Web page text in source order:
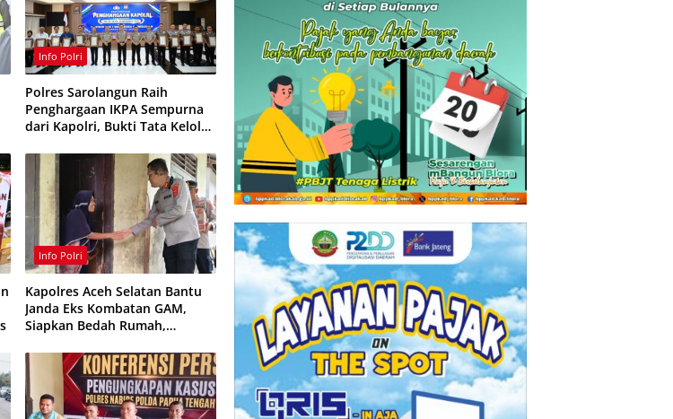
Info Polri
Polres Sarolangun Raih
Penghargaan IKPA Sempurna
dari Kapolri, Bukti Tata Kelola
Info Polri
Kapolres Aceh Selatan Bantu
Janda Eks Kombatan GAM,
Siapkan Bedah Rumah,